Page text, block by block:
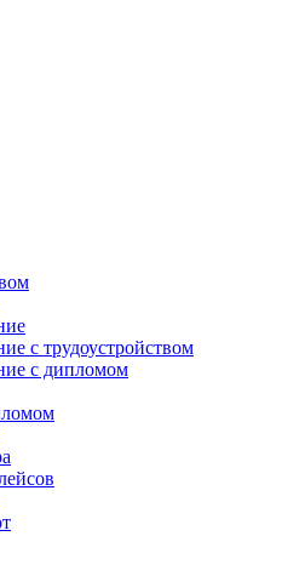
с трудоустройством
с дипломом